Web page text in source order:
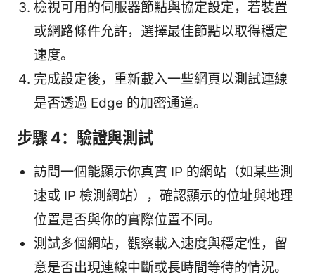
檢視可用的伺服器節點與協定設定，若裝置
或網路條件允許，選擇最佳節點以取得穩定
速度。
完成設定後，重新載入一些網頁以測試連線
是否透過 Edge 的加密通道。
步驟 4：驗證與測試
訪問一個能顯示你真實 IP 的網站（如某些測
速或 IP 檢測網站），確認顯示的位址與地理
位置是否與你的實際位置不同。
測試多個網站，觀察載入速度與穩定性，留
意是否出現連線中斷或長時間等待的情況。